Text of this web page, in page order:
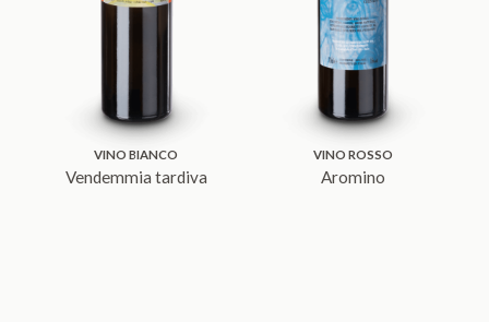
VINO BIANCO
Vendemmia tardiva
VINO ROSSO
Aromino